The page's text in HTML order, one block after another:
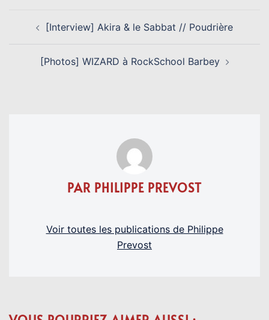
D’ARTICLE[Interview] Akira & le Sabbat // Poudrière
[Photos] WIZARD à RockSchool Barbey
PAR PHILIPPE PREVOST
Voir toutes les publications de Philippe
Prevost